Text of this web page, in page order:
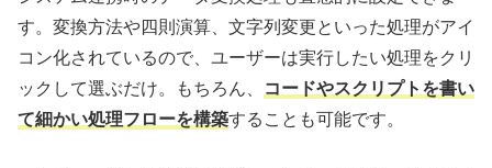
す。変換方法や四則演算、文字列変更といった処理がアイ
コン化されているので、ユーザーは実行したい処理をクリ
ックして選ぶだけ。もちろん、 コードやスクリプトを書い
て細かい処理フローを構築することも可能です。